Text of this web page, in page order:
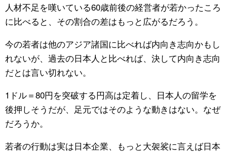
人材不足を嘆いている60歳前後の経営者が若かったころ
に比べると、その割合の差はもっと広がるだろう。
今の若者は他のアジア諸国に比べれば内向き志向かもし
れないが、過去の日本人と比べれば、決して内向き志向
だとは言い切れない。
1ドル＝80円を突破する円高は定着し、日本人の留学を
後押しそうだが、足元ではそのような動きはない。なぜ
だろうか。
若者の行動は実は日本企業、もっと大袈裟に言えば日本